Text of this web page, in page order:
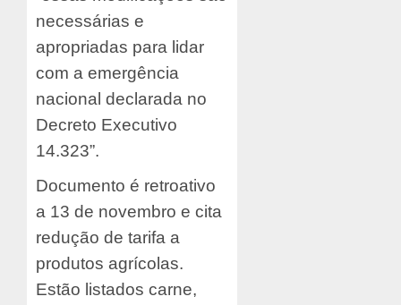
necessárias e
apropriadas para lidar
com a emergência
nacional declarada no
Decreto Executivo
14.323”.
Documento é retroativo
a 13 de novembro e cita
redução de tarifa a
produtos agrícolas.
Estão listados carne,